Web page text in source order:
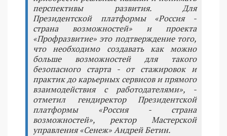
перспективы развития. Для
Президентской платформы «Россия -
страна возможностей» и проекта
«Профразвитие» это подтверждение того,
что необходимо создавать как можно
больше возможностей для такого
безопасного старта - от стажировок и
практик до карьерных сервисов и прямого
взаимодействия с работодателями», -
отметил гендиректор Президентской
платформы «Россия - страна
возможностей», ректор Мастерской
управления «Сенеж» Андрей Бетин.